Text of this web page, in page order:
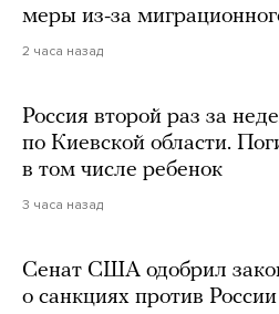
меры из-за
2 часа назад
Россия второй раз за
по Киевской области.
в том числе ребенок
3 часа назад
Сенат США одобрил
о санкциях против России